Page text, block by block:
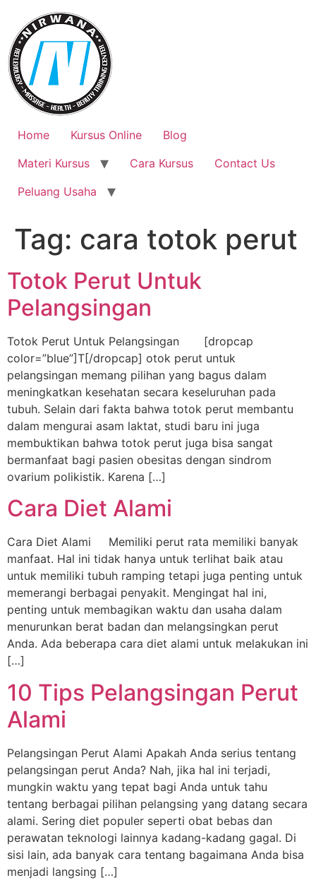
content
Home Kursus Online
Blog
Materi Kursus
Cara Kursus
Contact Us
Peluang Usaha
Tag: cara totok perut
Totok Perut Untuk
Pelangsingan
Totok Perut Untuk Pelangsingan [dropcap
color=”blue”]T[/dropcap] otok perut untuk
pelangsingan memang pilihan yang bagus dalam
meningkatkan kesehatan secara keseluruhan pada
tubuh. Selain dari fakta bahwa totok perut membantu
dalam mengurai asam laktat, studi baru ini juga
membuktikan bahwa totok perut juga bisa sangat
bermanfaat bagi pasien obesitas dengan sindrom
ovarium polikistik. Karena […]
Cara Diet Alami
Cara Diet Alami Memiliki perut rata memiliki banyak
manfaat. Hal ini tidak hanya untuk terlihat baik atau
untuk memiliki tubuh ramping tetapi juga penting untuk
memerangi berbagai penyakit. Mengingat hal ini,
penting untuk membagikan waktu dan usaha dalam
menurunkan berat badan dan melangsingkan perut
Anda. Ada beberapa cara diet alami untuk melakukan ini
[…]
10 Tips Pelangsingan Perut
Alami
Pelangsingan Perut Alami Apakah Anda serius tentang
pelangsingan perut Anda? Nah, jika hal ini terjadi,
mungkin waktu yang tepat bagi Anda untuk tahu
tentang berbagai pilihan pelangsing yang datang secara
alami. Sering diet populer seperti obat bebas dan
perawatan teknologi lainnya kadang-kadang gagal. Di
sisi lain, ada banyak cara tentang bagaimana Anda bisa
menjadi langsing […]